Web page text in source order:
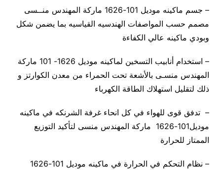
– جسم ماكينه موديل 101-1626 ماركة المهندس منــسى
مصمم حسب المواصفات الهندسيه القياسيه بما يضمن شكل
وبودي ماكينه عالي الكفاءة
– استخدام أنابيب التسخين لماكينه موديل 1626- 101 ماركة
المهندس منسـى بالأشعة تحت الحمراء من معدن الكوارتز و
ذلك لتقليل استهلاك الطاقة الكهرباء
– تدفق قوى للهواء في كل انحاء غرفة الشرنكه في ماكينه
موديل101-1626 ماركة المهندس منسى لتأكيد التوزيع
الممتاز للحرارة
– نظام التحكم في الحرارة في ماكينه موديل 101-1626